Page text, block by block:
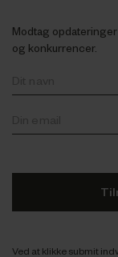
Modtag
og konkurrencer.
Ved at klikke submit